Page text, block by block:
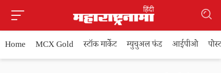
Home MCX Gold स्टॉक मार्केट म्युचुअल फंड आईपीओ